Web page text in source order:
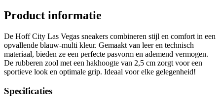
Product informatie
De Hoff City Las Vegas sneakers combineren stijl en comfort in een
opvallende blauw-multi kleur. Gemaakt van leer en technisch
materiaal, bieden ze een perfecte pasvorm en ademend vermogen.
De rubberen zool met een hakhoogte van 2,5 cm zorgt voor een
sportieve look en optimale grip. Ideaal voor elke gelegenheid!
Specificaties